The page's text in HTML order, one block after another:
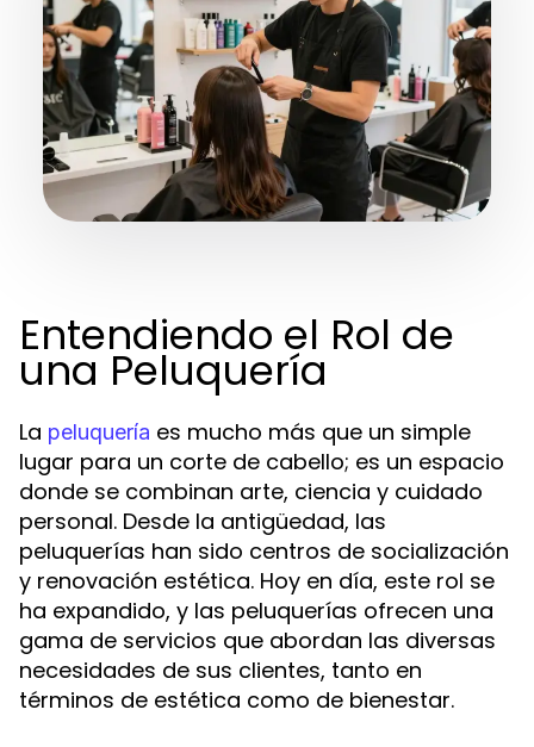
Entendiendo el Rol de
una Peluquería
La peluquería es mucho más que un simple
lugar para un corte de cabello; es un espacio
donde se combinan arte, ciencia y cuidado
personal. Desde la antigüedad, las
peluquerías han sido centros de socialización
y renovación estética. Hoy en día, este rol se
ha expandido, y las peluquerías ofrecen una
gama de servicios que abordan las diversas
necesidades de sus clientes, tanto en
términos de estética como de bienestar.